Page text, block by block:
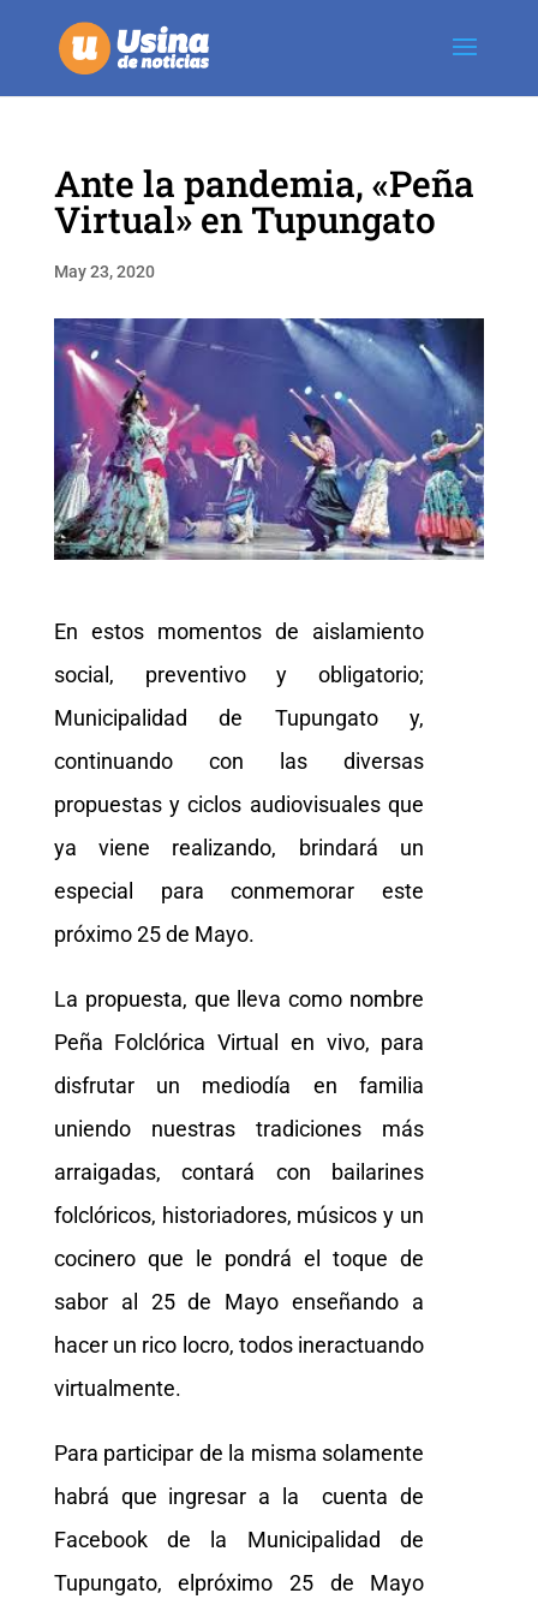
Ante la pandemia, «Peña
Virtual» en Tupungato
May 23, 2020
En estos momentos de aislamiento
social, preventivo y obligatorio;
Municipalidad de Tupungato y,
continuando con las diversas
propuestas y ciclos audiovisuales que
ya viene realizando, brindará un
especial para conmemorar este
próximo 25 de Mayo.
La propuesta, que lleva como nombre
Peña Folclórica Virtual en vivo, para
disfrutar un mediodía en familia
uniendo nuestras tradiciones más
arraigadas, contará con bailarines
folclóricos, historiadores, músicos y un
cocinero que le pondrá el toque de
sabor al 25 de Mayo enseñando a
hacer un rico locro, todos ineractuando
virtualmente.
Para participar de la misma solamente
habrá que ingresar a la cuenta de
Facebook de la Municipalidad de
Tupungato, elpróximo 25 de Mayo